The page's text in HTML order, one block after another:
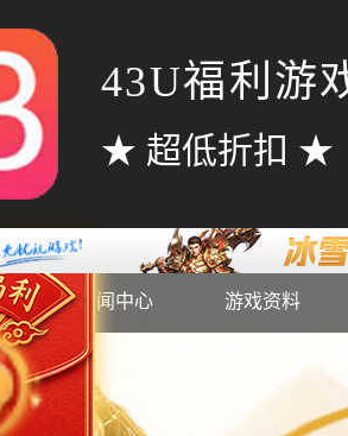
43U福利游
★ 超低折扣 ★
新闻中心 游戏资料